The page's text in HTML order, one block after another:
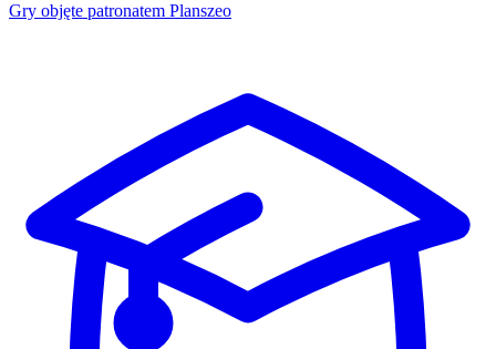
Gry objęte patronatem Planszeo